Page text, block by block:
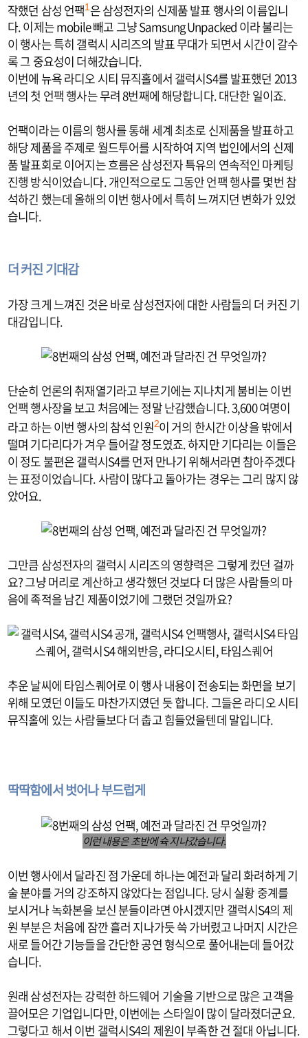
작했던 삼성 언팩1은 삼성전자의 신제품 발표 행사의 이름입니
다. 이제는 mobile 빼고 그냥 Samsung Unpacked 이라 불리는
이 행사는 특히 갤럭시 시리즈의 발표 무대가 되면서 시간이 갈수
록 그 중요성이 더해갔습니다.
이번에 뉴욕 라디오 시티 뮤직홀에서 갤럭시S4를 발표했던 2013
년의 첫 언팩 행사는 무려 8번째에 해당합니다. 대단한 일이죠.
언팩이라는 이름의 행사를 통해 세계 최초로 신제품을 발표하고
해당 제품을 주제로 월드투어를 시작하여 지역 법인에서의 신제
품 발표회로 이어지는 흐름은 삼성전자 특유의 연속적인 마케팅
진행 방식이었습니다. 개인적으로도 그동안 언팩 행사를 몇번 참
석하긴 했는데 올해의 이번 행사에서 특히 느껴지던 변화가 있었
습니다.
더 커진 기대감
가장 크게 느껴진 것은 바로 삼성전자에 대한 사람들의 더 커진 기
대감입니다.
단순히 언론의 취재열기라고 부르기에는 지나치게 붐비는 이번
언팩 행사장을 보고 처음에는 정말 난감했습니다. 3,600 여명이
라고 하는 이번 행사의 참석 인원2이 거의 한시간 이상을 밖에서
떨며 기다리다가 겨우 들어갈 정도였죠. 하지만 기다리는 이들은
이 정도 불편은 갤럭시S4를 먼저 만나기 위해서라면 참아주겠다
는 표정이었습니다. 사람이 많다고 돌아가는 경우는 그리 많지 않
았어요.
그만큼 삼성전자의 갤럭시 시리즈의 영향력은 그렇게 컸던 걸까
요? 그냥 머리로 계산하고 생각했던 것보다 더 많은 사람들의 마
음에 족적을 남긴 제품이었기에 그랬던 것일까요?
추운 날씨에 타임스퀘어로 이 행사 내용이 전송되는 화면을 보기
위해 모였던 이들도 마찬가지였던 듯 합니다. 그들은 라디오 시티
뮤직홀에 있는 사람들보다 더 춥고 힘들었을텐데 말입니다.
딱딱함에서 벗어나 부드럽게
이런 내용은 초반에 슉 지나갔습니다.
이번 행사에서 달라진 점 가운데 하나는 예전과 달리 화려하게 기
술 분야를 거의 강조하지 않았다는 점입니다. 당시 실황 중계를
보시거나 녹화본을 보신 분들이라면 아시겠지만 갤럭시S4의 제
원 부분은 처음에 잠깐 흘러 지나가듯 쓱 가버렸고 나머지 시간은
새로 들어간 기능들을 간단한 공연 형식으로 풀어내는데 들어갔
습니다.
원래 삼성전자는 강력한 하드웨어 기술을 기반으로 많은 고객을
끌어모은 기업입니다만, 이번에는 스타일이 많이 달라졌더군요.
그렇다고 해서 이번 갤럭시S4의 제원이 부족한 건 절대 아닙니다.